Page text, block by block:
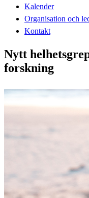
Kalender
Organisation och
Kontakt
Nytt
forskning